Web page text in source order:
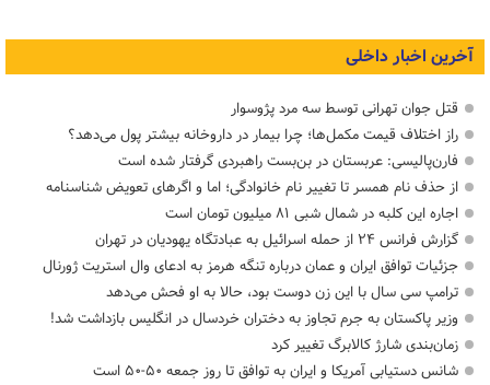
آخرین اخبار داخلی
قتل جوان تهرانی توسط سه مرد پژوسوار
راز اختلاف قیمت مکمل‌ها؛ چرا بیمار در داروخانه بیشتر پول می‌دهد؟
فارن‌پالیسی: عربستان در بن‌بست راهبردی گرفتار شده است
از حذف نام همسر تا تغییر نام خانوادگی؛ اما و اگرهای تعویض شناسنامه
اجاره این کلبه در شمال شبی ۸۱ میلیون تومان است
گزارش فرانس ۲۴ از حمله اسرائیل به عبادتگاه یهودیان در تهران
جزئیات توافق ایران و عمان درباره تنگه هرمز به ادعای وال استریت ژورنال
ترامپ سی سال با این زن دوست بود، حالا به او فحش می‌دهد
وزیر پاکستان به جرم تجاوز به دختران خردسال در انگلیس بازداشت شد!
زمان‌بندی شارژ کالابرگ تغییر کرد
شانس دستیابی آمریکا و ایران به توافق تا روز جمعه ۵۰-۵۰ است